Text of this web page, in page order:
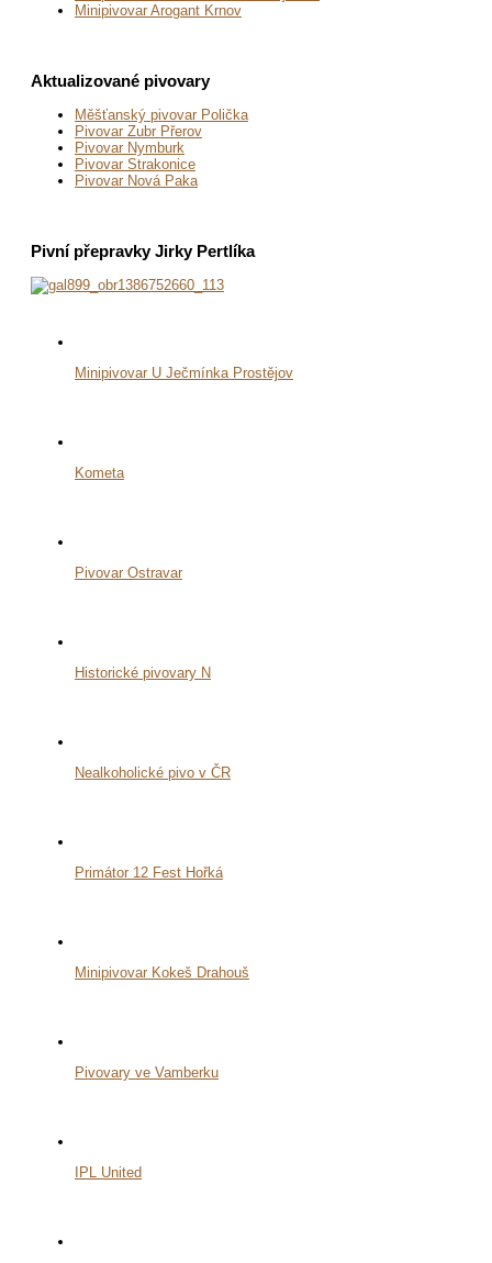
Minipivovar Arogant Krnov
Aktualizované pivovary
Měšťanský pivovar Polička
Pivovar Zubr Přerov
Pivovar Nymburk
Pivovar Strakonice
Pivovar Nová Paka
Pivní přepravky Jirky Pertlíka
Minipivovar U Ječmínka Prostějov
Kometa
Pivovar Ostravar
Historické pivovary N
Nealkoholické pivo v ČR
Primátor 12 Fest Hořká
Minipivovar Kokeš Drahouš
Pivovary ve Vamberku
IPL United